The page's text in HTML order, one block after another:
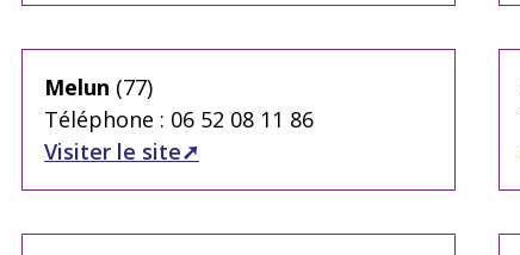
Melun (77)
Téléphone : 06 52 08 11 86
Visiter le site